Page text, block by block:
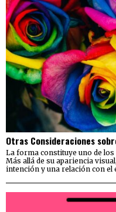
Otras Consideraciones
La forma constituye uno de
Más allá de su apariencia
intención y una relación con